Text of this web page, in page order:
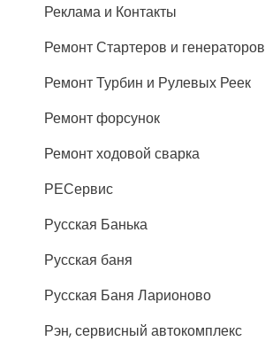
Реклама и Контакты
Ремонт Стартеров и генераторов
Ремонт Турбин и Рулевых Реек
Ремонт форсунок
Ремонт ходовой сварка
РЕСервис
Русская Банька
Русская баня
Русская Баня Ларионово
Рэн, сервисный автокомплекс